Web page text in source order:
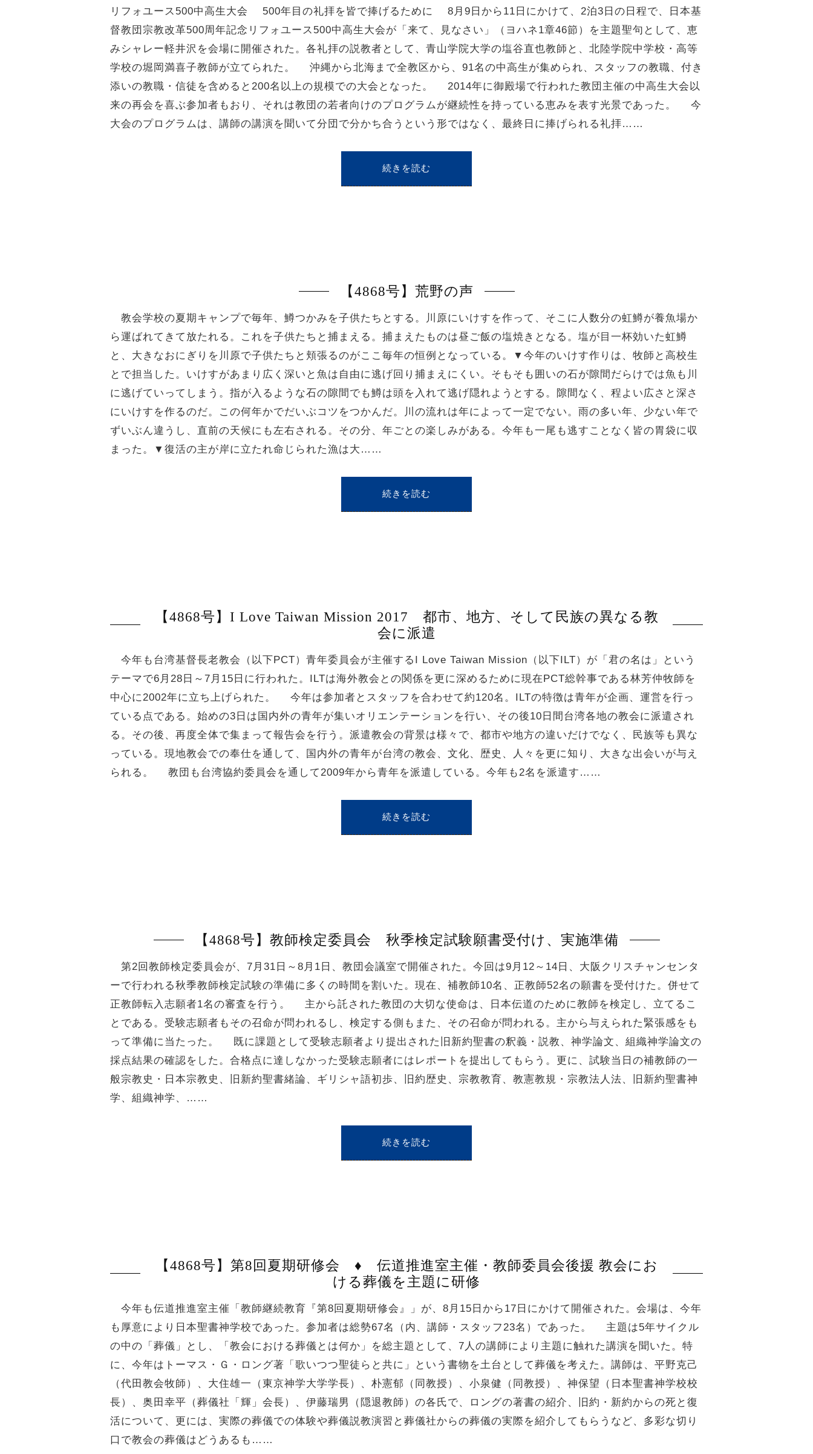
リフォユース500中高生大会 500年目の礼拝を皆で捧げるために 8月9日から11日にかけて、2泊3日の日程で、日本基
督教団宗教改革500周年記念リフォユース500中高生大会が「来て、見なさい」（ヨハネ1章46節）を主題聖句として、恵
みシャレー軽井沢を会場に開催された。各礼拝の説教者として、青山学院大学の塩谷直也教師と、北陸学院中学校・高等
学校の堀岡満喜子教師が立てられた。 沖縄から北海まで全教区から、91名の中高生が集められ、スタッフの教職、付き
添いの教職・信徒を含めると200名以上の規模での大会となった。 2014年に御殿場で行われた教団主催の中高生大会以
来の再会を喜ぶ参加者もおり、それは教団の若者向けのプログラムが継続性を持っている恵みを表す光景であった。 今
大会のプログラムは、講師の講演を聞いて分団で分かち合うという形ではなく、最終日に捧げられる礼拝……
続きを読む
【4868号】荒野の声
教会学校の夏期キャンプで毎年、鱒つかみを子供たちとする。川原にいけすを作って、そこに人数分の虹鱒が養魚場か
ら運ばれてきて放たれる。これを子供たちと捕まえる。捕まえたものは昼ご飯の塩焼きとなる。塩が目一杯効いた虹鱒
と、大きなおにぎりを川原で子供たちと頬張るのがここ毎年の恒例となっている。▼今年のいけす作りは、牧師と高校生
とで担当した。いけすがあまり広く深いと魚は自由に逃げ回り捕まえにくい。そもそも囲いの石が隙間だらけでは魚も川
に逃げていってしまう。指が入るような石の隙間でも鱒は頭を入れて逃げ隠れようとする。隙間なく、程よい広さと深さ
にいけすを作るのだ。この何年かでだいぶコツをつかんだ。川の流れは年によって一定でない。雨の多い年、少ない年で
ずいぶん違うし、直前の天候にも左右される。その分、年ごとの楽しみがある。今年も一尾も逃すことなく皆の胃袋に収
まった。▼復活の主が岸に立たれ命じられた漁は大……
続きを読む
【4868号】I Love Taiwan Mission 2017 都市、地方、そして民族の異なる教
会に派遣
今年も台湾基督長老教会（以下PCT）青年委員会が主催するI Love Taiwan Mission（以下ILT）が「君の名は」という
テーマで6月28日～7月15日に行われた。ILTは海外教会との関係を更に深めるために現在PCT総幹事である林芳仲牧師を
中心に2002年に立ち上げられた。 今年は参加者とスタッフを合わせて約120名。ILTの特徴は青年が企画、運営を行っ
ている点である。始めの3日は国内外の青年が集いオリエンテーションを行い、その後10日間台湾各地の教会に派遣され
る。その後、再度全体で集まって報告会を行う。派遣教会の背景は様々で、都市や地方の違いだけでなく、民族等も異な
っている。現地教会での奉仕を通して、国内外の青年が台湾の教会、文化、歴史、人々を更に知り、大きな出会いが与え
られる。 教団も台湾協約委員会を通して2009年から青年を派遣している。今年も2名を派遣す……
続きを読む
【4868号】教師検定委員会 秋季検定試験願書受付け、実施準備
第2回教師検定委員会が、7月31日～8月1日、教団会議室で開催された。今回は9月12～14日、大阪クリスチャンセンタ
ーで行われる秋季教師検定試験の準備に多くの時間を割いた。現在、補教師10名、正教師52名の願書を受付けた。併せて
正教師転入志願者1名の審査を行う。 主から託された教団の大切な使命は、日本伝道のために教師を検定し、立てるこ
とである。受験志願者もその召命が問われるし、検定する側もまた、その召命が問われる。主から与えられた緊張感をも
って準備に当たった。 既に課題として受験志願者より提出された旧新約聖書の釈義・説教、神学論文、組織神学論文の
採点結果の確認をした。合格点に達しなかった受験志願者にはレポートを提出してもらう。更に、試験当日の補教師の一
般宗教史・日本宗教史、旧新約聖書緒論、ギリシャ語初歩、旧約歴史、宗教教育、教憲教規・宗教法人法、旧新約聖書神
学、組織神学、……
続きを読む
【4868号】第8回夏期研修会 ♦ 伝道推進室主催・教師委員会後援 教会にお
ける葬儀を主題に研修
今年も伝道推進室主催「教師継続教育『第8回夏期研修会』」が、8月15日から17日にかけて開催された。会場は、今年
も厚意により日本聖書神学校であった。参加者は総勢67名（内、講師・スタッフ23名）であった。 主題は5年サイクル
の中の「葬儀」とし、「教会における葬儀とは何か」を総主題として、7人の講師により主題に触れた講演を聞いた。特
に、今年はトーマス・Ｇ・ロング著「歌いつつ聖徒らと共に」という書物を土台として葬儀を考えた。講師は、平野克己
（代田教会牧師）、大住雄一（東京神学大学学長）、朴憲郁（同教授）、小泉健（同教授）、神保望（日本聖書神学校校
長）、奥田幸平（葬儀社「輝」会長）、伊藤瑞男（隠退教師）の各氏で、ロングの著書の紹介、旧約・新約からの死と復
活について、更には、実際の葬儀での体験や葬儀説教演習と葬儀社からの葬儀の実際を紹介してもらうなど、多彩な切り
口で教会の葬儀はどうあるも……